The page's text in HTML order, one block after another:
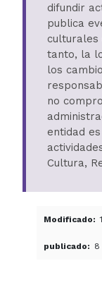
difundir
publica
tanto, la
los
no
entidad
Cultura,
Modificado
publicado 8